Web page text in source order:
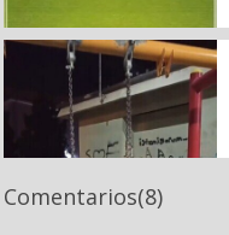
Comentarios(8)